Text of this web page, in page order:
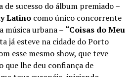
sucesso do álbum premiado –
Latino como único concorrente
música urbana – “Coisas do Meu
já esteve na cidade do Porto
esse mesmo show, que teve
que lhe deu confiança de